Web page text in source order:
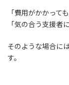
「費用がかかって
「気の合う支援者
そのような場合に
す。